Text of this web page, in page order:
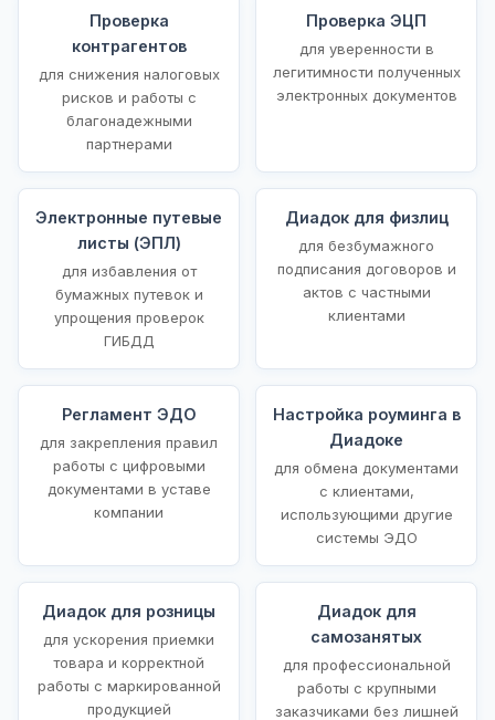
Проверка
контрагентов
для снижения налоговых
рисков и работы с
благонадежными
партнерами
Проверка ЭЦП
для уверенности в
легитимности полученных
электронных документов
Электронные путевые
листы (ЭПЛ)
для избавления от
бумажных путевок и
упрощения проверок
ГИБДД
Диадок для физлиц
для безбумажного
подписания договоров и
актов с частными
клиентами
Регламент ЭДО
для закрепления правил
работы с цифровыми
документами в уставе
компании
Настройка роуминга в
Диадоке
для обмена документами
с клиентами,
использующими другие
системы ЭДО
Диадок для розницы
для ускорения приемки
товара и корректной
работы с маркированной
продукцией
Диадок для
самозанятых
для профессиональной
работы с крупными
заказчиками без лишней